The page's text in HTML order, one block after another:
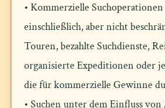
• Kommerzielle
einschließlich, aber nicht
Touren, bezahlte Suchdienste,
organisierte Expeditionen oder
die für kommerzielle Gewinne
• Suchen unter dem Einfluss